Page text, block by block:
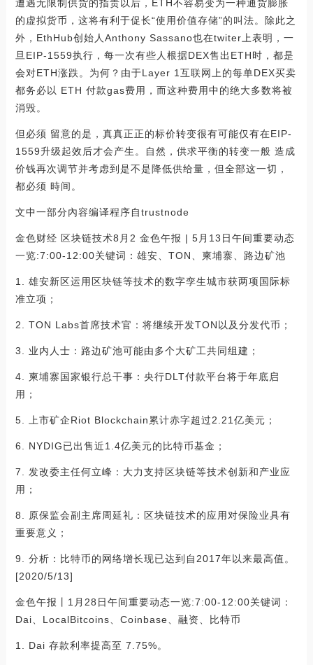
遭遇无限制供货的指责以后，ETH不容易变为一种通货膨胀
的虚拟货币，这将有利于促长“使用价值存储”的叫法。除此之
外，EthHub创始人Anthony Sassano也在twiter上表明，一
旦EIP-1559执行，每一次有些人根据DEX售出ETH时，都是
会对ETH涨跌。为何？由于Layer 1互联网上的每单DEX买卖
都务必以 ETH 付款gas费用，而这种费用中的绝大多数将被
消毁。
但必须 留意的是，真真正正的标价转变很有可能仅有在EIP-
1559升级起效后才会产生。自然，供求平衡的转变一般 造成
价钱再次调节并考虑到是不是降低供给量，但全部这一切，
都必须 時间。
文中一部分內容编译程序自trustnode
金色财经 区块链技术8月2 金色午报 | 5月13日午间重要动态
一览:7:00-12:00关键词：雄安、TON、柬埔寨、路边矿池
1. 雄安新区运用区块链等技术的数字孪生城市获两项国际标
准立项；
2. TON Labs首席技术官：将继续开发TON以及分发代币；
3. 业内人士：路边矿池可能由多个大矿工共同组建；
4. 柬埔寨国家银行总干事：央行DLT付款平台将于年底启
用；
5. 上市矿企Riot Blockchain累计赤字超过2.21亿美元；
6. NYDIG已出售近1.4亿美元的比特币基金；
7. 发改委主任何立峰：大力支持区块链等技术创新和产业应
用；
8. 原保监会副主席周延礼：区块链技术的应用对保险业具有
重要意义；
9. 分析：比特币的网络增长现已达到自2017年以来最高值。
[2020/5/13]
金色午报丨1月28日午间重要动态一览:7:00-12:00关键词：
Dai、LocalBitcoins、Coinbase、融资、比特币
1. Dai 存款利率提高至 7.75%。